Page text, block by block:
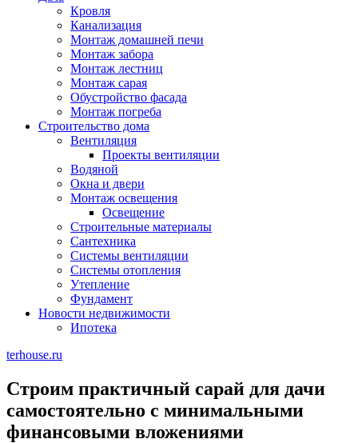
Кровля
Канализация
Монтаж домашней печи
Монтаж забора
Монтаж лестниц
Монтаж сарая
Обустройство фасада
Монтаж погреба
Строительство дома
Вентиляция
Проекты вентиляции
Водяной
Окна и двери
Монтаж освещения
Освещение
Строительные материалы
Сантехника
Системы вентиляции
Системы отопления
Утепление
Фундамент
Новости недвижимости
Ипотека
terhouse.ru
Строим практичный сарай для дачи
самостоятельно с минимальными
финансовыми вложениями